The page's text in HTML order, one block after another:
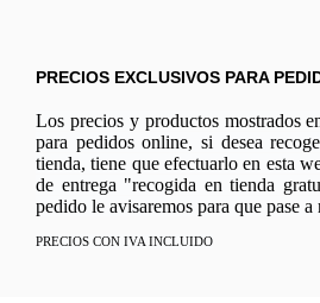
PRECIOS EXCLUSIVOS PARA
Los precios y productos mostrados
para pedidos online, si desea
tienda, tiene que efectuarlo en esta
de entrega "recogida en tienda
pedido le avisaremos para que pase a
PRECIOS CON IVA INCLUIDO